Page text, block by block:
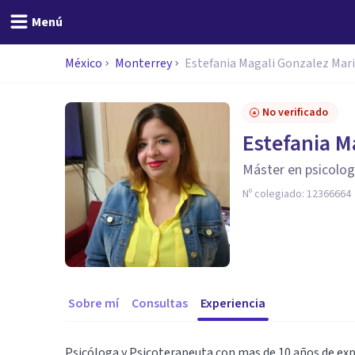
Menú
México Monterrey Estefania Magali Gonzalez
No verificado
Estefania
Máster en
Nº colegiado: 12366664
Sobre mí Consultas Experiencia